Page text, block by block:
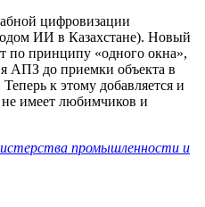
цифровизации
ИИ в Казахстане). Новый
по принципу «одного окна»,
АПЗ до приемки объекта в
к этому добавляется и
имеет любимчиков и
промышленности и